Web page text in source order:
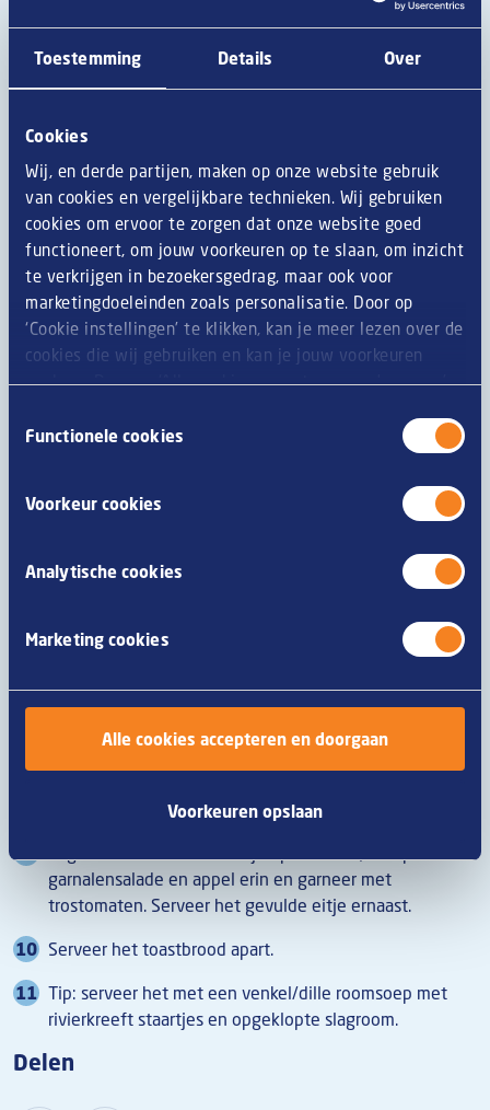
Toestemming Details Over
Cookies
Wij, en derde partijen, maken op onze website gebruik
van cookies en vergelijkbare technieken. Wij gebruiken
cookies om ervoor te zorgen dat onze website goed
functioneert, om jouw voorkeuren op te slaan, om inzicht
te verkrijgen in bezoekersgedrag, maar ook voor
marketingdoeleinden zoals personalisatie. Door op
‘Cookie instellingen’ te klikken, kan je meer lezen over de
cookies die wij gebruiken en kan je jouw voorkeuren
opslaan. Door op ‘Alle cookies accepteren en doorgaan’
cookies zoals omschreven in onze
Functionele cookies
Voorkeur cookies
Analytische cookies
Marketing cookies
Alle cookies accepteren en doorgaan
Voorkeuren opslaan
Scheutje citroensap
20 gr Noordzeegarnalen
Een handje verse dille
1 ei
15 ml mayonaise
Beetje kippenbouillonpoeder
1 theelepel zalmeitjes
3 stuks trostomaten
30 gr garnering (cress, salad pea)
Zo doe je dat
zoals aangegeven op de verpakking.
Snijd de briochebol open aan de bovenkant en leg de
Verdeel cocktailsaus streepsgewijs over de kroket en
Was de sla en gebruik vooral de kern.
Snijd de appel in blokjes en besprenkel met citroensap.
Meng crème fraîche, garnalen en dille tot een salade.
beetje kippenbouillon, garneer met zalmeitjes.
garnalensalade en appel erin en garneer met
trostomaten. Serveer het gevulde eitje ernaast.
Serveer het toastbrood apart.
Tip: serveer het met een venkel/dille roomsoep met
rivierkreeft staartjes en opgeklopte slagroom.
Delen